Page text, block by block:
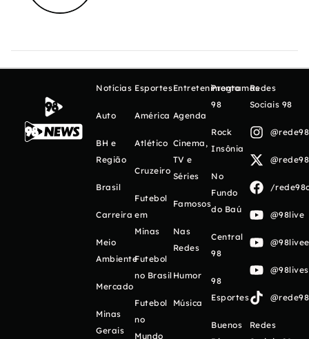
Notícias
Auto
BH e
Região
Brasil
Carreira
Meio
Ambiente
Mercado
Minas
Gerais
Esportes
América
Atlético
Cruzeiro
Futebol
em
Minas
Futebol
no Brasil
Futebol
no
Mundo
Entretenimento
Agenda
Cinema,
TV e
Séries
Famosos
Nas
Redes
Humor
Música
Programas
98
Rock
Insônia
No
Fundo
do Baú
Central
98
98
Esportes
Buenos
Redes
Sociais 98
/
@98live
Redes